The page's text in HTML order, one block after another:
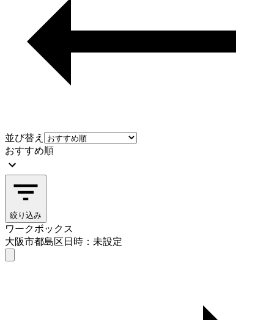
並び替え
おすすめ順
絞り込み
ワークボックス
大阪市都島区日時：未設定